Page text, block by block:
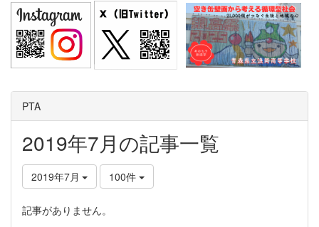
PTA
2019年7月の記事一覧
2019年7月 100件
記事がありません。